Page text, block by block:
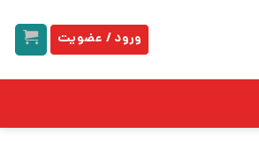
ورود / عضویت